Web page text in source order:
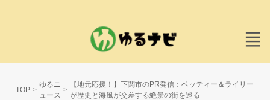
TOP
ゆるニ
ュース
【地元応援！】下関市のPR発信：ベッティー＆ライリー
が歴史と海風が交差する絶景の街を巡る